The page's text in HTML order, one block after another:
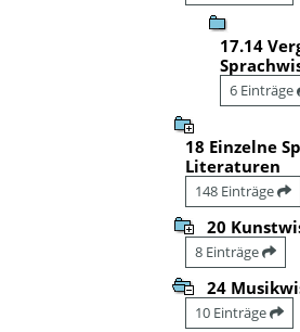
17.14
6 Einträge
18 Einzelne
Literaturen
148 Einträge
20
8 Einträge
24
10 Einträge